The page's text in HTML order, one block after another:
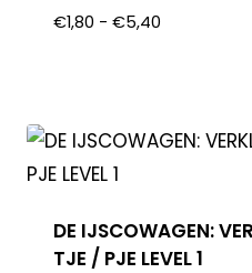
€1,80 - €5,40
DE IJSCOWAGEN:
TJE / PJE LEVEL 1